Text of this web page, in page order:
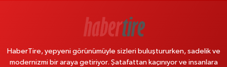
HaberTire, yepyeni görünümüyle sizleri buluştururken, sadelik ve
modernizmi bir araya getiriyor. Şatafattan kaçınıyor ve insanlara